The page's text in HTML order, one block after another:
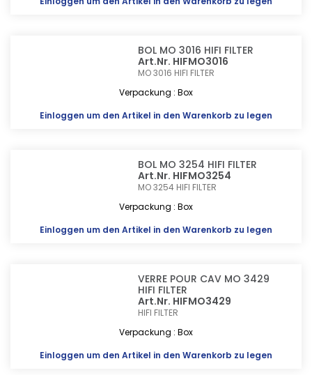
BOL MO 3016 HIFI FILTER
Art.Nr. HIFMO3016
MO 3016 HIFI FILTER
Verpackung : Box
Einloggen um den Artikel in den Warenkorb zu legen
BOL MO 3254 HIFI FILTER
Art.Nr. HIFMO3254
MO 3254 HIFI FILTER
Verpackung : Box
Einloggen um den Artikel in den Warenkorb zu legen
VERRE POUR CAV MO 3429
HIFI FILTER
Art.Nr. HIFMO3429
HIFI FILTER
Verpackung : Box
Einloggen um den Artikel in den Warenkorb zu legen